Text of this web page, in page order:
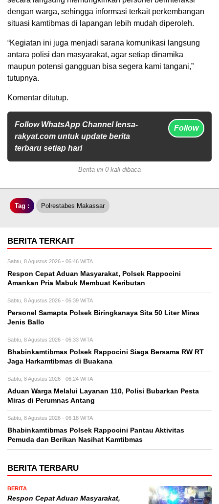
dengan warga, sehingga informasi terkait perkembangan
situasi kamtibmas di lapangan lebih mudah diperoleh.
“Kegiatan ini juga menjadi sarana komunikasi langsung
antara polisi dan masyarakat, agar setiap dinamika
maupun potensi gangguan bisa segera kami tangani,”
tutupnya.
Komentar ditutup.
Follow WhatsApp Channel lensa-
rakyat.com untuk update berita
terbaru setiap hari
Follow
Berita ini 0 kali dibaca
Tag : Polrestabes Makassar
BERITA TERKAIT
Sabtu, 8 Agustus 2026 - 06:46 WITA
Respon Cepat Aduan Masyarakat, Polsek Rappocini
Amankan Pria Mabuk Membuat Keributan
Sabtu, 8 Agustus 2026 - 06:39 WITA
Personel Samapta Polsek Biringkanaya Sita 50 Liter Miras
Jenis Ballo
Sabtu, 8 Agustus 2026 - 06:33 WITA
Bhabinkamtibmas Polsek Rappocini Siaga Bersama RW RT
Jaga Harkamtibmas di Buakana
Sabtu, 8 Agustus 2026 - 06:24 WITA
Aduan Warga Melalui Layanan 110, Polisi Bubarkan Pesta
Miras di Perumnas Antang
Sabtu, 8 Agustus 2026 - 06:18 WITA
Bhabinkamtibmas Polsek Rappocini Pantau Aktivitas
Pemuda dan Berikan Nasihat Kamtibmas
BERITA TERBARU
BERITA
Respon Cepat Aduan Masyarakat,